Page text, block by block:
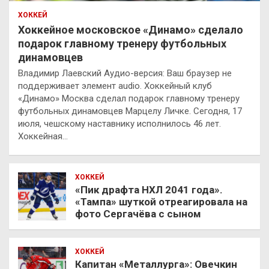
ХОККЕЙ
Хоккейное московское «Динамо» сделало
подарок главному тренеру футбольных
динамовцев
Владимир Лаевский Аудио-версия: Ваш браузер не
поддерживает элемент audio. Хоккейный клуб
«Динамо» Москва сделал подарок главному тренеру
футбольных динамовцев Марцелу Личке. Сегодня, 17
июля, чешскому наставнику исполнилось 46 лет.
Хоккейная…
ХОККЕЙ
«Пик драфта НХЛ 2041 года».
«Тампа» шуткой отреагировала на
фото Сергачёва с сыном
ХОККЕЙ
Капитан «Металлурга»: Овечкин